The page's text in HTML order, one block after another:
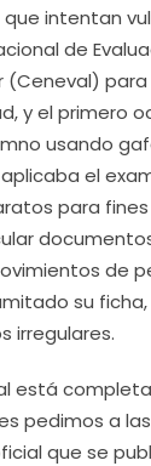
intentan
de
(Ceneval)
y el primero
usando
el
para fines
de
su ficha,
irregulares.
está
pedimos a
que se